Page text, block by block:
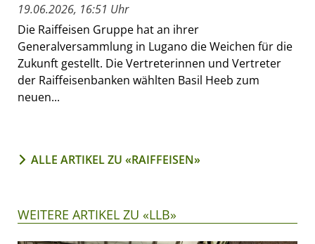
19.06.2026, 16:51 Uhr
Die Raiffeisen Gruppe hat an ihrer
Generalversammlung in Lugano die Weichen für die
Zukunft gestellt. Die Vertreterinnen und Vertreter
der Raiffeisenbanken wählten Basil Heeb zum
neuen...
ALLE ARTIKEL ZU «RAIFFEISEN»
WEITERE ARTIKEL ZU «LLB»